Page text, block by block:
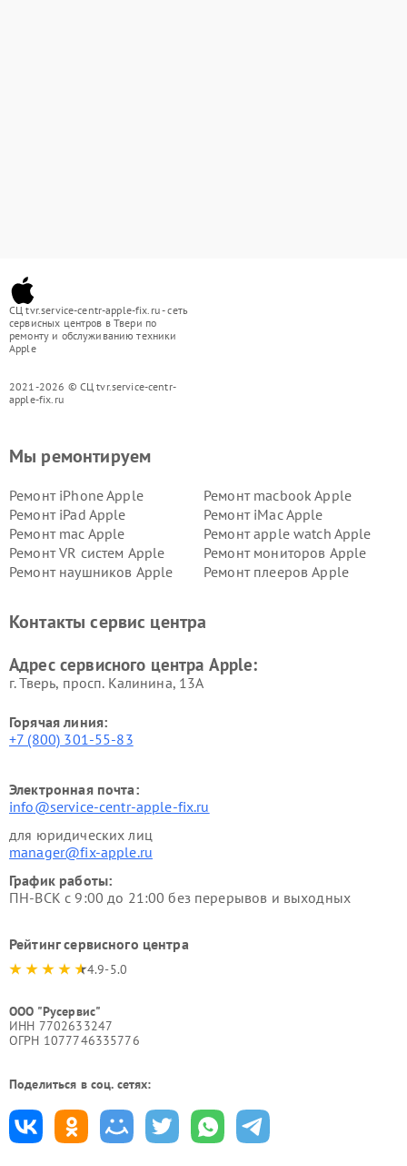
СЦ tvr.service-centr-apple-fix.ru - сеть
сервисных центров в Твери по
ремонту и обслуживанию техники
Apple
2021-2026 © СЦ tvr.service-centr-
apple-fix.ru
Мы ремонтируем
Ремонт iPhone Apple
Ремонт macbook Apple
Ремонт iPad Apple
Ремонт iMac Apple
Ремонт mac Apple
Ремонт apple watch Apple
Ремонт VR систем Apple
Ремонт мониторов Apple
Ремонт наушников Apple
Ремонт плееров Apple
Контакты сервис центра
Адрес сервисного центра Apple:
г. Тверь, просп. Калинина, 13А
Горячая линия:
+7 (800) 301-55-83
Электронная почта:
info@service-centr-apple-fix.ru
для юридических лиц
manager@fix-apple.ru
График работы:
ПН-ВСК с 9:00 до 21:00 без перерывов и выходных
Рейтинг сервисного центра
4.9-5.0
ООО "Русервис"
ИНН 7702633247
ОГРН 1077746335776
Поделиться в соц. сетях: